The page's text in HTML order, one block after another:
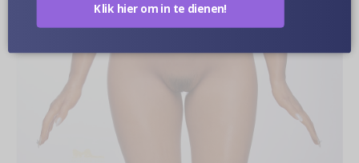
Klik hier om in te dienen!